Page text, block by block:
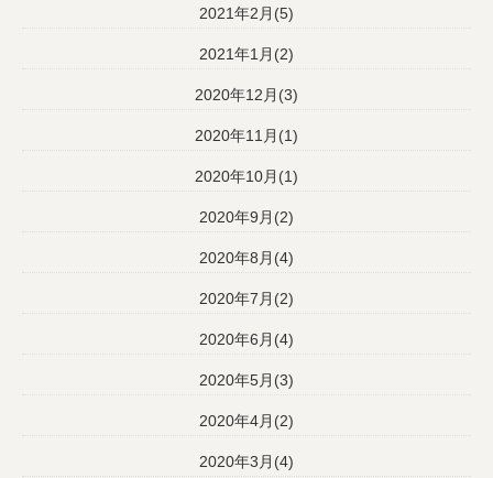
2021年2月(5)
2021年1月(2)
2020年12月(3)
2020年11月(1)
2020年10月(1)
2020年9月(2)
2020年8月(4)
2020年7月(2)
2020年6月(4)
2020年5月(3)
2020年4月(2)
2020年3月(4)